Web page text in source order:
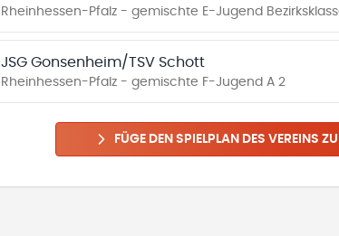
Rheinhessen-Pfalz - gemischte E-Jugend
JSG Gonsenheim/TSV Schott
Rheinhessen-Pfalz - gemischte F-Jugend A 2
FÜGE DEN SPIELPLAN DES VEREINS